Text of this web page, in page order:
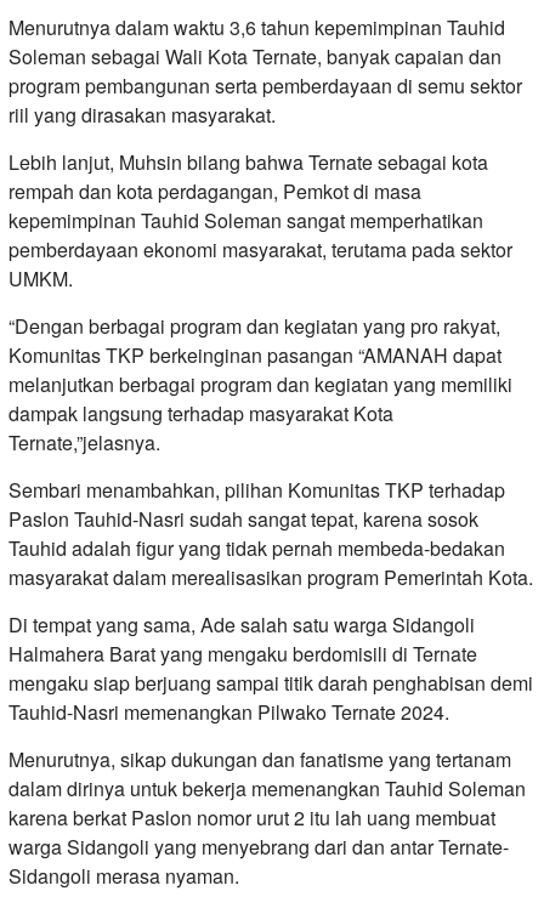
Menurutnya dalam waktu 3,6 tahun kepemimpinan Tauhid
Soleman sebagai Wali Kota Ternate, banyak capaian dan
program pembangunan serta pemberdayaan di semu sektor
riil yang dirasakan masyarakat.
Lebih lanjut, Muhsin bilang bahwa Ternate sebagai kota
rempah dan kota perdagangan, Pemkot di masa
kepemimpinan Tauhid Soleman sangat memperhatikan
pemberdayaan ekonomi masyarakat, terutama pada sektor
UMKM.
“Dengan berbagai program dan kegiatan yang pro rakyat,
Komunitas TKP berkeinginan pasangan “AMANAH dapat
melanjutkan berbagai program dan kegiatan yang memiliki
dampak langsung terhadap masyarakat Kota
Ternate,”jelasnya.
Sembari menambahkan, pilihan Komunitas TKP terhadap
Paslon Tauhid-Nasri sudah sangat tepat, karena sosok
Tauhid adalah figur yang tidak pernah membeda-bedakan
masyarakat dalam merealisasikan program Pemerintah Kota.
Di tempat yang sama, Ade salah satu warga Sidangoli
Halmahera Barat yang mengaku berdomisili di Ternate
mengaku siap berjuang sampai titik darah penghabisan demi
Tauhid-Nasri memenangkan Pilwako Ternate 2024.
Menurutnya, sikap dukungan dan fanatisme yang tertanam
dalam dirinya untuk bekerja memenangkan Tauhid Soleman
karena berkat Paslon nomor urut 2 itu lah uang membuat
warga Sidangoli yang menyebrang dari dan antar Ternate-
Sidangoli merasa nyaman.